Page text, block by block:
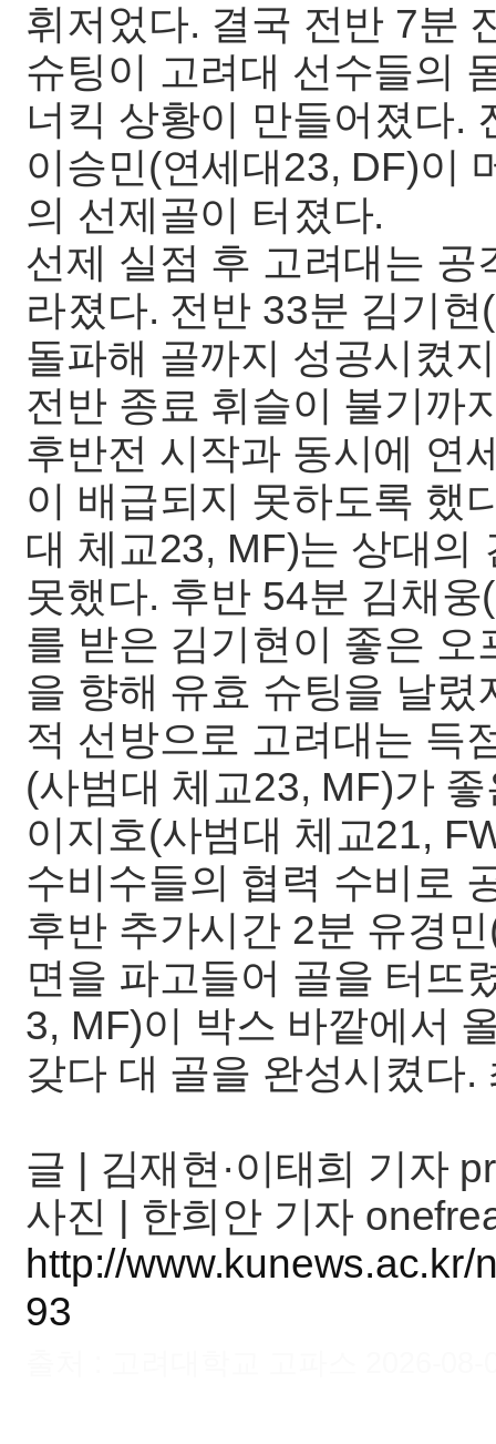
휘저었다. 결국 전반 7분
슈팅이 고려대 선수들의
너킥 상황이 만들어졌다.
이승민(연세대23, DF)이
의 선제골이 터졌다.
선제 실점 후 고려대는
라졌다. 전반 33분 김기
돌파해 골까지 성공시켰
전반 종료 휘슬이 불기까
후반전 시작과 동시에 연
이 배급되지 못하도록 했
대 체교23, MF)는 상대의
못했다. 후반 54분 김채
를 받은 김기현이 좋은
을 향해 유효 슈팅을 날
적 선방으로 고려대는 득
(사범대 체교23, MF)가
이지호(사범대 체교21,
수비수들의 협력 수비로
후반 추가시간 2분 유경
면을 파고들어 골을 터뜨
3, MF)이 박스 바깥에서
갖다 대 골을 완성시켰다.
글 | 김재현·이태희 기자
사진 | 한희안 기자
http://
93